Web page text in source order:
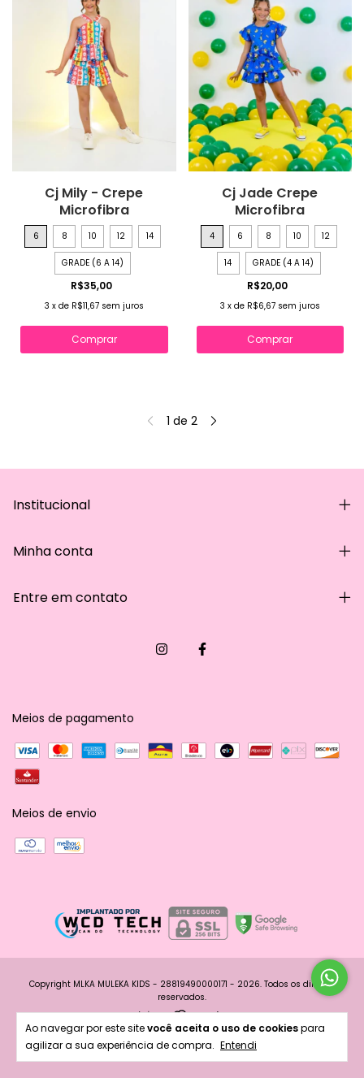
Ao navegar por este sitevocê aceita o uso de cookiespara
agilizar a sua experiência de compra. Entendi
Cj Mily - Crepe
Microfibra
6 8 10 12 14
GRADE (6 A 14)
R$35,00
3 x de R$11,67 sem juros
Comprar
Cj Jade Crepe
Microfibra
4 6 8 10 12
14 GRADE (4 A 14)
R$20,00
3 x de R$6,67 sem juros
Comprar
1 de 2
Institucional
Minha conta
Entre em contato
Meios de pagamento
Meios de envio
Copyright MLKA MULEKA KIDS - 28819490000171 - 2026. Todos os direitos
reservados.